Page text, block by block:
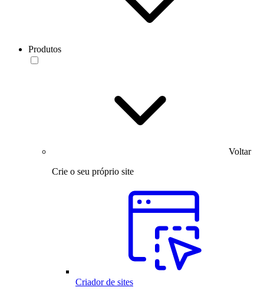
Produtos
Voltar
Crie o seu próprio site
Criador de sites